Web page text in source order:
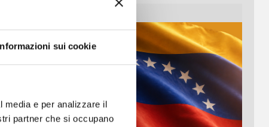
sui cookie
media e per analizzare il
partner che si occupano